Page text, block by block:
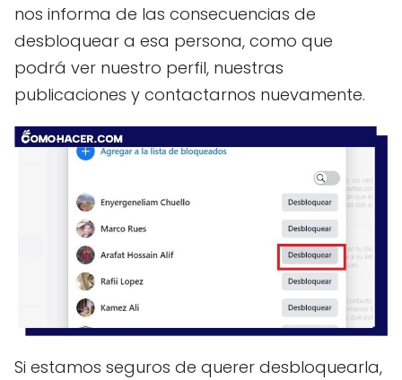
nos informa de las consecuencias de
desbloquear a esa persona, como que
podrá ver nuestro perfil, nuestras
publicaciones y contactarnos nuevamente.
Si estamos seguros de querer desbloquearla,